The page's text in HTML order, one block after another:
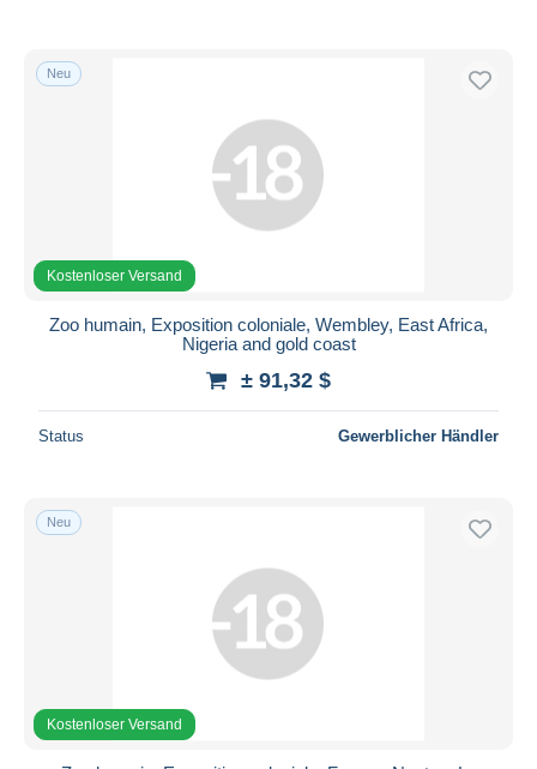
Neu
Kostenloser Versand
Zoo humain, Exposition coloniale, Wembley, East Africa,
Nigeria and gold coast
± 91,32 $
Status Gewerblicher Händler
Neu
Kostenloser Versand